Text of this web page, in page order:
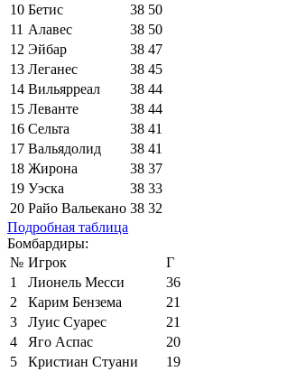
10 Бетис 38 50
11 Алавес 38 50
12 Эйбар 38 47
13 Леганес 38 45
14 Вильярреал 38 44
15 Леванте 38 44
16 Сельта 38 41
17 Вальядолид 38 41
18 Жирона 38 37
19 Уэска 38 33
20 Райо Вальекано 38 32
Подробная таблица
Бомбардиры:
№ Игрок
Г
1
Лионель Месси
36
2
Карим Бензема
21
3
Луис Суарес
21
4
Яго Аспас
20
5
Кристиан Стуани
19